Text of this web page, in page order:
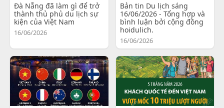
Đà Nẵng đã làm gì để trở
thành thủ phủ du lịch sự
kiện của Việt Nam
16/06/2026
Bản tin Du lịch sáng
16/06/2026 - Tổng hợp và
bình luận bởi cộng đồng
hoidulich.
16/06/2026